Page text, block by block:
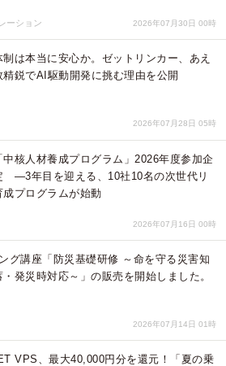
ーション 2026年07月30日 00時
制は本当に安心か。ゼットリンカー、あえ
精鋭でAI駆動開発に挑む理由を公開
2026年07月28日 05時
中核人材養成プログラム」2026年度参加企
―3年目を迎える、10社10名の次世代リ
成プログラムが始動
2026年07月16日 00時
グ講座「防災基礎研修 ～命を守る災害知
発災時対応～」の販売を開始しました。
2026年07月14日 01時
VPS、最大40,000円分を還元！「夏の乗